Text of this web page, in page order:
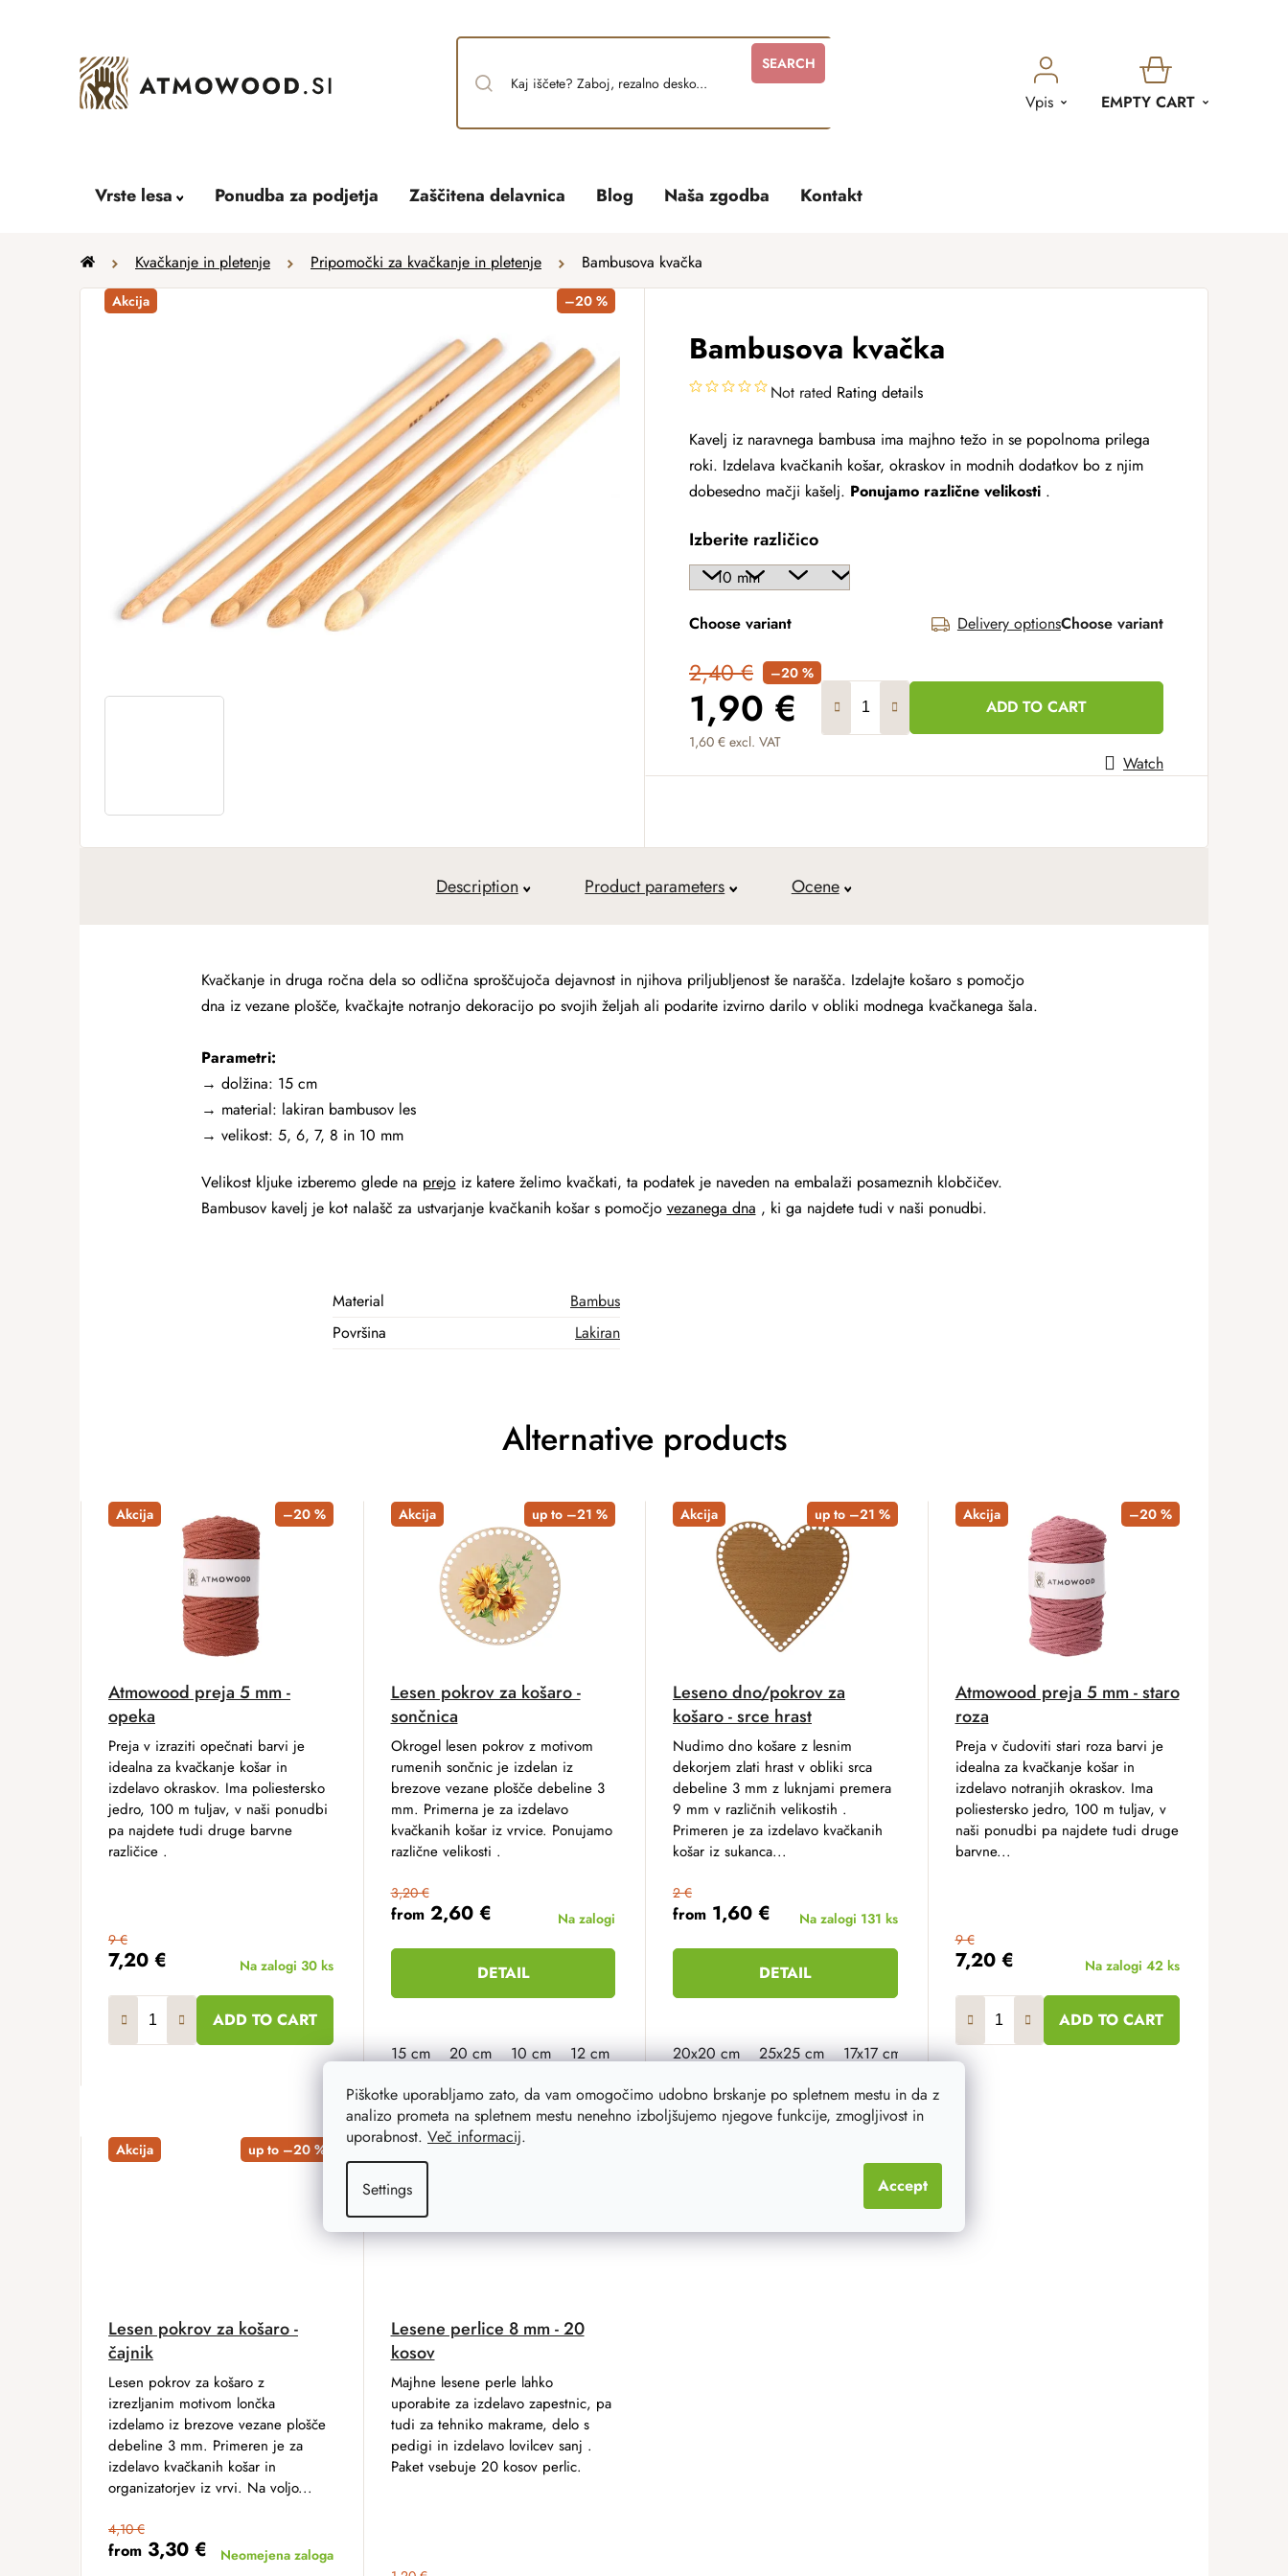
Piškotke uporabljamo zato, da vam omogočimo udobno brskanje po spletnem mestu in da z
analizo prometa na spletnem mestu nenehno izboljšujemo njegove funkcije, zmogljivost in
uporabnost. Več informacij.
Settings Accept
SEARCH
Vpis
SHOPPING
EMPTY CART
Vrste lesa Ponudba za podjetja Zaščitena delavnica Blog Naša zgodba Kontakt
Home Kvačkanje in pletenje Pripomočki za kvačkanje in pletenje Bambusova kvačka
Bambusova kvačka
Not rated Rating details
Kavelj iz naravnega bambusa ima majhno težo in se popolnoma prilega
roki. Izdelava kvačkanih košar, okraskov in modnih dodatkov bo z njim
dobesedno mačji kašelj. Ponujamo različne velikosti .
Izberite različico
Choose variant Delivery optionsChoose variant
2,40 € –20 %
1,90 €
1,60 € excl. VAT
Measure price:
ADD TO CART
Watch
Akcija –20 %
Description Product parameters Ocene
Kvačkanje in druga ročna dela so odlična sproščujoča dejavnost in njihova priljubljenost še narašča. Izdelajte košaro s pomočjo
dna iz vezane plošče, kvačkajte notranjo dekoracijo po svojih željah ali podarite izvirno darilo v obliki modnega kvačkanega šala.
Parametri:
→ dolžina: 15 cm
→ material: lakiran bambusov les
→ velikost: 5, 6, 7, 8 in 10 mm
Velikost kljuke izberemo glede na prejoiz katere želimo kvačkati, ta podatek je naveden na embalaži posameznih klobčičev.
Bambusov kavelj je kot nalašč za ustvarjanje kvačkanih košar s pomočjo vezanega dna , ki ga najdete tudi v naši ponudbi.
Material
Bambus
Površina
Lakiran
Alternative products
Akcija –20 %
Atmowood preja 5 mm -
opeka
7,20 €
9 €
Na zalogi 30 ks
ADD TO CART
Preja v izraziti opečnati barvi je
idealna za kvačkanje košar in
izdelavo okraskov. Ima poliestersko
jedro, 100 m tuljav, v naši ponudbi
pa najdete tudi druge barvne
različice .
Akcija up to –21 %
Lesen pokrov za košaro -
sončnica
from2,60 €
3,20 €
Na zalogi
DETAIL
Okrogel lesen pokrov z motivom
rumenih sončnic je izdelan iz
brezove vezane plošče debeline 3
mm. Primerna je za izdelavo
kvačkanih košar iz vrvice. Ponujamo
različne velikosti .
15 cm 20 cm 10 cm 12 cm 25 cm 30 cm 35 cm 40 cm
Akcija up to –21 %
Leseno dno/pokrov za
košaro - srce hrast
from 1,60 €
2 €
Na zalogi 131 ks
DETAIL
Nudimo dno košare z lesnim
dekorjem zlati hrast v obliki srca
debeline 3 mm z luknjami premera
9 mm v različnih velikostih .
Primeren je za izdelavo kvačkanih
košar iz sukanca...
20x20 cm 25x25 cm 17x17 cm
Akcija –20 %
Atmowood preja 5 mm - staro
roza
7,20 €
9 €
Na zalogi 42 ks
ADD TO CART
Preja v čudoviti stari roza barvi je
idealna za kvačkanje košar in
izdelavo notranjih okraskov. Ima
poliestersko jedro, 100 m tuljav, v
naši ponudbi pa najdete tudi druge
barvne...
Akcija up to –20 %
Lesen pokrov za košaro -
čajnik
from 3,30 €
4,10 €
Neomejena zaloga
Lesen pokrov za košaro z
izrezljanim motivom lončka
izdelamo iz brezove vezane plošče
debeline 3 mm. Primeren je za
izdelavo kvačkanih košar in
organizatorjev iz vrvi. Na voljo...
Akcija
Lesene perlice 8 mm - 20
kosov
Majhne lesene perle lahko
uporabite za izdelavo zapestnic, pa
tudi za tehniko makrame, delo s
pedigi in izdelavo lovilcev sanj .
Paket vsebuje 20 kosov perlic.